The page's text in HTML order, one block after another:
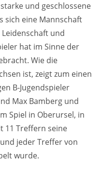
und geschlossene
sich eine Mannschaft
und
hat im Sinne der
Wie die
ist, zeigt zum einen
B-Jugendspieler
Max Bamberg und
Spiel in Oberursel, in
11 Treffern seine
jeder Treffer von
wurde.